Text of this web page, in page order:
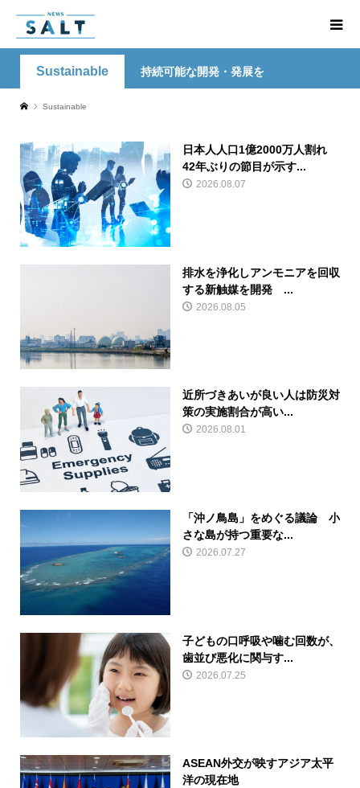
Sustainable 持続可能な開発・発展を
Sustainable
日本人人口1億2000万人割れ
42年ぶりの節目が示す...
2026.08.07
排水を浄化しアンモニアを回収
する新触媒を開発 ...
2026.08.05
近所づきあいが良い人は防災対
策の実施割合が高い...
2026.08.01
「沖ノ鳥島」をめぐる議論 小
さな島が持つ重要な...
2026.07.27
子どもの口呼吸や噛む回数が、
歯並び悪化に関与す...
2026.07.25
ASEAN外交が映すアジア太平
洋の現在地